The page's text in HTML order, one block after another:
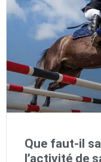
Que faut-il
l’activité de